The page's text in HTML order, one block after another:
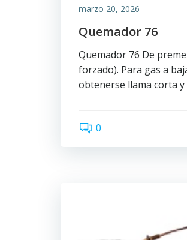
marzo 20, 2026
Quemador 76
Quemador 76 De
forzado). Para gas a
obtenerse llama corta
0